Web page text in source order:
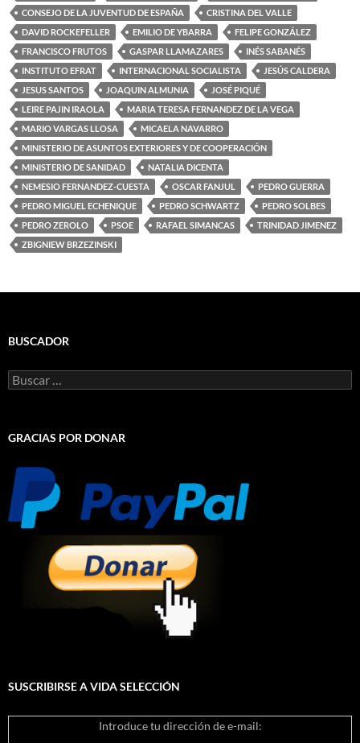
CONSEJO DE LA JUVENTUD DE ESPAÑA
CRISTINA DEL VALLE
DAVID ROCKEFELLER
EMILIO DE YBARRA
FELIPE GONZÁLEZ
FRANCISCO FRUTOS
GASPAR LLAMAZARES
INÉS SABANÉS
INSTITUTO EFRAT
INTERNACIONAL SOCIALISTA
JESÚS CALDERA
JESUS SANTOS
JOAQUIN ALMUNIA
JOSÉ PIQUÉ
LEIRE PAJIN IRAOLA
MARIA TERESA FERNANDEZ DE LA VEGA
MARIO VARGAS LLOSA
MICAELA NAVARRO
MINISTERIO DE ASUNTOS EXTERIORES Y DE COOPERACIÓN
MINISTERIO DE SANIDAD
NATALIA DICENTA
NEMESIO FERNANDEZ-CUESTA
OSCAR FANJUL
PEDRO GUERRA
PEDRO MIGUEL ECHENIQUE
PEDRO SCHWARTZ
PEDRO SOLBES
PEDRO ZEROLO
PSOE RAFAEL SIMANCAS
TRINIDAD JIMENEZ
ZBIGNIEW BRZEZINSKI
BUSCADOR
Buscar:
GRACIAS POR DONAR
SUSCRIBIRSE A VIDA SELECCIÓN
Introduce tu dirección de e-mail: